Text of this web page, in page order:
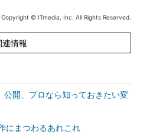
Copyright © ITmedia, Inc. All Rights Reserved.
連情報
公開、プロなら知っておきたい変
にまつわるあれこれ